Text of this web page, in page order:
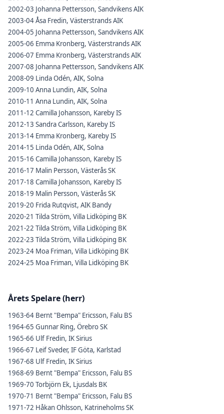
2002-03 Johanna Pettersson, Sandvikens AIK
2003-04 Åsa Fredin, Västerstrands AIK
2004-05 Johanna Pettersson, Sandvikens AIK
2005-06 Emma Kronberg, Västerstrands AIK
2006-07 Emma Kronberg, Västerstrands AIK
2007-08 Johanna Pettersson, Sandvikens AIK
2008-09 Linda Odén, AIK, Solna
2009-10 Anna Lundin, AIK, Solna
2010-11 Anna Lundin, AIK, Solna
2011-12 Camilla Johansson, Kareby IS
2012-13 Sandra Carlsson, Kareby IS
2013-14 Emma Kronberg, Kareby IS
2014-15 Linda Odén, AIK, Solna
2015-16 Camilla Johansson, Kareby IS
2016-17 Malin Persson, Västerås SK
2017-18 Camilla Johansson, Kareby IS
2018-19 Malin Persson, Västerås SK
2019-20 Frida Rutqvist, AIK Bandy
2020-21 Tilda Ström, Villa Lidköping BK
2021-22 Tilda Ström, Villa Lidköping BK
2022-23 Tilda Ström, Villa Lidköping BK
2023-24 Moa Friman, Villa Lidköping BK
2024-25 Moa Friman, Villa Lidköping BK
Årets Spelare (herr)
1963-64 Bernt "Bempa" Ericsson, Falu BS
1964-65 Gunnar Ring, Örebro SK
1965-66 Ulf Fredin, IK Sirius
1966-67 Leif Sveder, IF Göta, Karlstad
1967-68 Ulf Fredin, IK Sirius
1968-69 Bernt "Bempa" Ericsson, Falu BS
1969-70 Torbjörn Ek, Ljusdals BK
1970-71 Bernt "Bempa" Ericsson, Falu BS
1971-72 Håkan Ohlsson, Katrineholms SK